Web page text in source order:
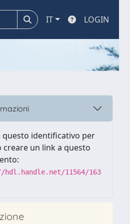
IT LOGIN
questo identificativo per
creare un link a questo
11564/163